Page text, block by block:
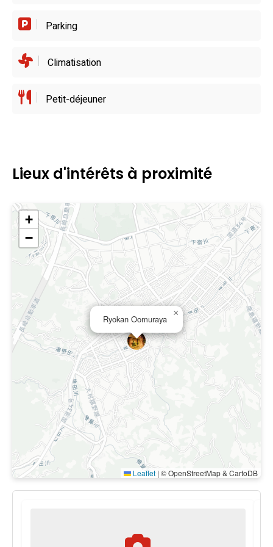
Parking
Climatisation
Petit-déjeuner
Lieux d'intérêts à proximité
Ryokan Oomuraya
×
+
−
Leaflet | © OpenStreetMap & CartoDB